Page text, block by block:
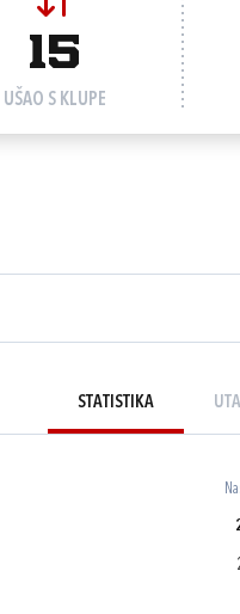
15
UŠAO S KLUPE
STATISTIKA